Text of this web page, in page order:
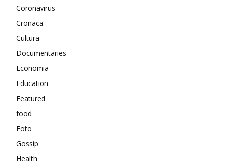
Coronavirus
Cronaca
Cultura
Documentaries
Economia
Education
Featured
food
Foto
Gossip
Health